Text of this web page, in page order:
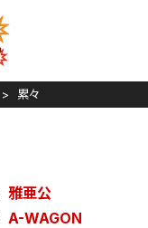
累々
雅亜公
A-WAGON